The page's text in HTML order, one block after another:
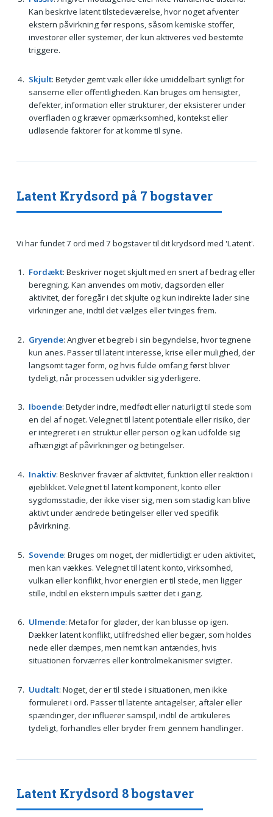
Kan beskrive latent tilstedeværelse, hvor noget afventer
ekstern påvirkning før respons, såsom kemiske stoffer,
investorer eller systemer, der kun aktiveres ved bestemte
triggere.
Skjult: Betyder gemt væk eller ikke umiddelbart synligt for
sanserne eller offentligheden. Kan bruges om hensigter,
defekter, information eller strukturer, der eksisterer under
overfladen og kræver opmærksomhed, kontekst eller
udløsende faktorer for at komme til syne.
Latent Krydsord på 7 bogstaver
Vi har fundet 7 ord med 7 bogstaver til dit krydsord med 'Latent'.
Fordækt: Beskriver noget skjult med en snert af bedrag eller
beregning. Kan anvendes om motiv, dagsorden eller
aktivitet, der foregår i det skjulte og kun indirekte lader sine
virkninger ane, indtil det vælges eller tvinges frem.
Gryende: Angiver et begreb i sin begyndelse, hvor tegnene
kun anes. Passer til latent interesse, krise eller mulighed, der
langsomt tager form, og hvis fulde omfang først bliver
tydeligt, når processen udvikler sig yderligere.
Iboende: Betyder indre, medfødt eller naturligt til stede som
en del af noget. Velegnet til latent potentiale eller risiko, der
er integreret i en struktur eller person og kan udfolde sig
afhængigt af påvirkninger og betingelser.
Inaktiv: Beskriver fravær af aktivitet, funktion eller reaktion i
øjeblikket. Velegnet til latent komponent, konto eller
sygdomsstadie, der ikke viser sig, men som stadig kan blive
aktivt under ændrede betingelser eller ved specifik
påvirkning.
Sovende: Bruges om noget, der midlertidigt er uden aktivitet,
men kan vækkes. Velegnet til latent konto, virksomhed,
vulkan eller konflikt, hvor energien er til stede, men ligger
stille, indtil en ekstern impuls sætter det i gang.
Ulmende: Metafor for gløder, der kan blusse op igen.
Dækker latent konflikt, utilfredshed eller begær, som holdes
nede eller dæmpes, men nemt kan antændes, hvis
situationen forværres eller kontrolmekanismer svigter.
Uudtalt: Noget, der er til stede i situationen, men ikke
formuleret i ord. Passer til latente antagelser, aftaler eller
spændinger, der influerer samspil, indtil de artikuleres
tydeligt, forhandles eller bryder frem gennem handlinger.
Latent Krydsord 8 bogstaver